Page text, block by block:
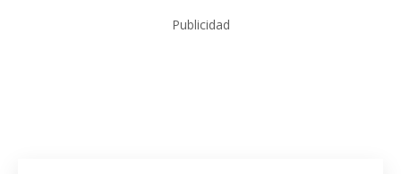
Publicidad